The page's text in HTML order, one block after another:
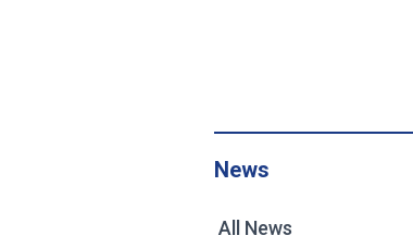
News
All News